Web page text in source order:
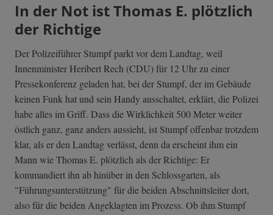
In der Not ist Thomas E. plötzlich
der Richtige
Der Polizeiführer Stumpf parkt vor dem Landtag, weil
Innenminister Heribert Rech (CDU) für 12 Uhr zu einer
Pressekonferenz geladen hat, bei der Stumpf, der im Gebäude
keinen Funk hat und sein Handy ausschaltet, erklärt, die Polizei
habe alles im Griff. Dass die Wirklichkeit 500 Meter weiter
östlich ganz, ganz anders aussieht, ist Stumpf offenbar trotzdem
klar, als er den Landtag verlässt, denn da erscheint ihm ein
Mann wie Thomas E. plötzlich als der Richtige: Er
kommandiert ihn ab hinüber in den Schlossgarten, als
"Führungsunterstützung" für die beiden Abschnittsleiter dort,
also für die beiden Angeklagten im Prozess. Ob ihm Stumpf